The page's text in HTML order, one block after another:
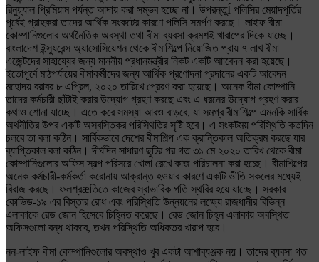
রিনুয়্যাল প্রিমিয়াম পর্যন্ত আদায় করা সম্ভব হচ্ছে না। উপরন্তুÍ পলিসির মেয়াদপূর্তির
পূর্বেই গ্রাহকরা তাদের আর্থিক সংকটের কারণে পলিসি সমর্পণ করছে। লাইফ বীমা
কোম্পানিগুলোর অর্থনৈতিক অবস্থা তথা বীমা ব্যবসা ক্রমশই খারাপের দিকে যাচ্ছে।
বাংলাদেশ ইন্স্যুরেন্স অ্যাসোসিয়েশন থেকে বীমাশিল্পে নিয়োজিত প্রায় ৭ লাখ বীমা
এজেন্টদের সাহায্যের জন্য মাননীয় প্রধানমন্ত্রীর নিকট একটি আাবেদন করা হয়েছে।
ইতোপূর্বে মাঠপর্যায়ের বীমাকর্মীদের জন্য আর্থিক প্রণোদনা প্রদানের একটি আবেদন
মহোদয় বরাবর ৮ এপ্রিল, ২০২০ তারিখে প্রেরণ করা হয়েছে। অনেক বীমা কোম্পানি
তাদের কর্মচারী ছাঁটাই করার উদ্যোগ গ্রহণ করছে এবং এ ধরনের উদ্যোগ গ্রহণ করার
কথাও শোনা যাচ্ছে। এতে করে সমস্যা আরও বাড়বে, যা সমগ্র বীমাশিল্পে এমনকি সার্বিক
অর্থনীতির উপর একটি অস্বস্তিকর পরিস্থিতির সৃষ্টি হবে। এ সংকটময় পরিস্থিতি কতদিন
চলবে তা বলা কঠিন। সার্বিকভাবে দেশের বীমাশিল্প এক ক্রান্তিকাল অতিক্রম করছে যার
ব্যাপ্তিকাল বলা কঠিন। দীর্ঘদিন সাধারণ ছুটির পর গত ৩১ মে ২০২০ তারিখ থেকে বীমা
কোম্পানিগুলোর অফিস স্বল্প পরিসরে খোলা রেখে কাজ পরিচালনা করা হচ্ছে। বীমাশিল্পের
অনেক কর্মচারী-কর্মকর্তা করোনায় আক্রান্ত হওয়ার কারণে একটি ভীতি সকলের মধ্যেই
বিরাজ করছে। ফলশ্রæতিতে কাজের স্বাভাবিক গতি স্থবির হয়ে যাচ্ছে। সরকার
কোভিড-১৯ এর বিস্তার রোধ এবং পরিস্থিতি উন্নয়নের লক্ষ্যে রাজধানীর বিভিন্ন
এলাকাকে রেড জোন হিসেবে চিহ্নিত করেছে। রেড জোন চিহ্ন এলাকায় অবস্থিত
অফিসগুলো বন্ধ থাকবে, তখন পরিস্থিতি অধিকতর খারাপ হবে।
নন-লাইফ বীমা কোম্পানিগুলোর অবস্থাও খুব একটা আশাব্যঞ্জক নয়। তাদের ব্যবসা গত